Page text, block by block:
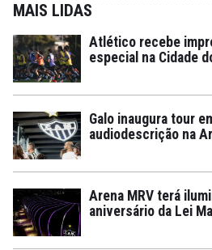
MAIS LIDAS
Atlético recebe
especial na Cidade
Galo inaugura tour
audiodescrição na
Arena MRV terá
aniversário da Lei